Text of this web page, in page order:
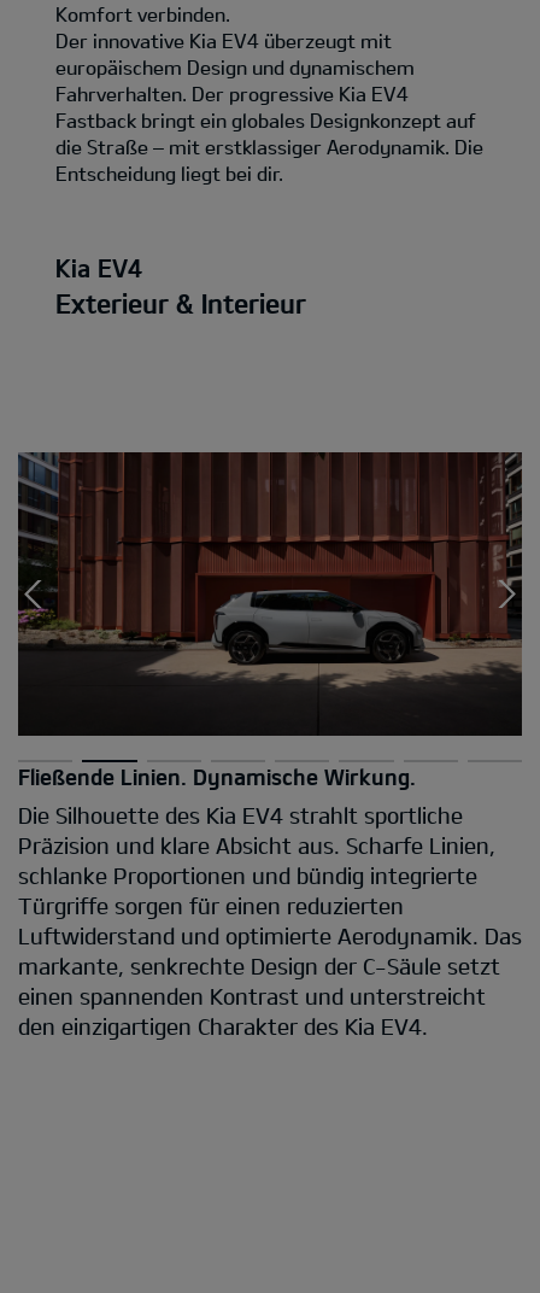
Komfort verbinden.
Der innovative Kia EV4 überzeugt mit
europäischem Design und dynamischem
Fahrverhalten. Der progressive Kia EV4
Fastback bringt ein globales Designkonzept auf
die Straße – mit erstklassiger Aerodynamik. Die
Entscheidung liegt bei dir.
Kia EV4
Exterieur & Interieur
Fließende Linien. Dynamische Wirkung.
Die Silhouette des Kia EV4 strahlt sportliche
Präzision und klare Absicht aus. Scharfe Linien,
schlanke Proportionen und bündig integrierte
Türgriffe sorgen für einen reduzierten
Luftwiderstand und optimierte Aerodynamik. Das
markante, senkrechte Design der C-Säule setzt
einen spannenden Kontrast und unterstreicht
den einzigartigen Charakter des Kia EV4.